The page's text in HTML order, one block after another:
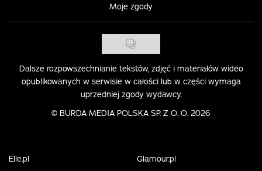
Moje zgody
Dalsze rozpowszechnianie tekstów, zdjęć i materiałów wideo
opublikowanych w serwisie w całości lub w części wymaga
uprzedniej zgody wydawcy.
© BURDA MEDIA POLSKA SP. Z O. O. 2026
Elle.pl
Glamour.pl